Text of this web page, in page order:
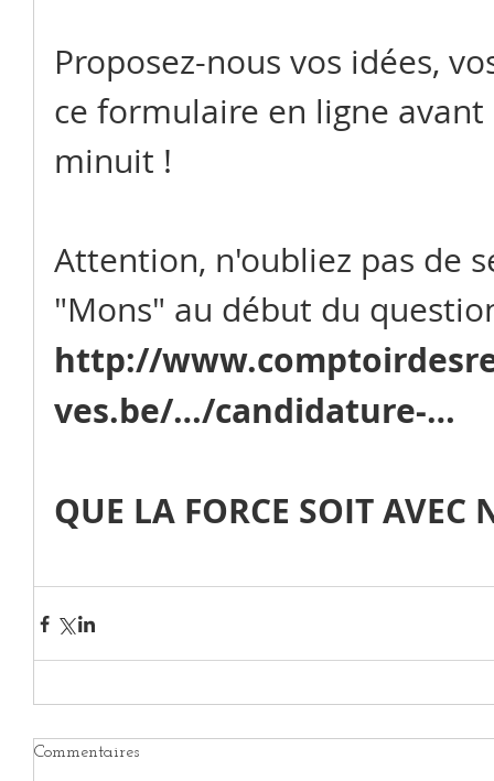
Proposez-nous vos idées,
ce formulaire en ligne
minuit !
Attention, n'oubliez pas de
"Mons" au début du
http://
ves.be/…/candidature-…
QUE LA FORCE SOIT AVEC
Commentaires